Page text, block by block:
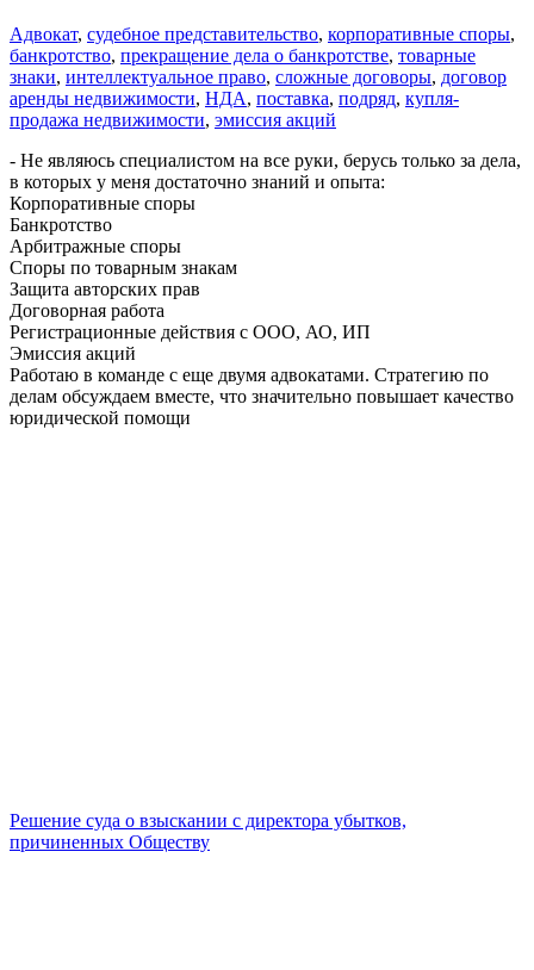
Адвокат, судебное представительство, корпоративные споры,
банкротство, прекращение дела о банкротстве, товарные
знаки, интеллектуальное право, сложные договоры, договор
аренды недвижимости, НДА, поставка, подряд, купля-
продажа недвижимости, эмиссия акций
- Не являюсь специалистом на все руки, берусь только за дела,
в которых у меня достаточно знаний и опыта:
Корпоративные споры
Банкротство
Арбитражные споры
Споры по товарным знакам
Защита авторских прав
Договорная работа
Регистрационные действия с ООО, АО, ИП
Эмиссия акций
Работаю в команде с еще двумя адвокатами. Стратегию по
делам обсуждаем вместе, что значительно повышает качество
юридической помощи
Решение суда о взыскании с директора убытков,
причиненных Обществу